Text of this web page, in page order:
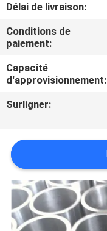
CONTRÔLE
DE
QUALITÉ
CONTACTEZ-
DEMANDEZ
UNE
CITATION
Délai de livraison:
Conditions de
paiement:
Capacité
d'approvisionnement:
Surligner: